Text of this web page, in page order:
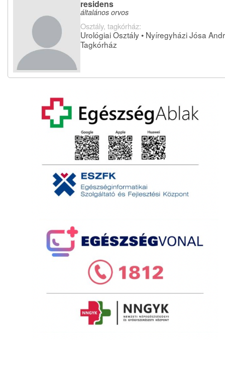
residens
általános orvos
Osztály, tagkórház:
Urológiai Osztály • Nyíregyházi Jósa
Tagkórház